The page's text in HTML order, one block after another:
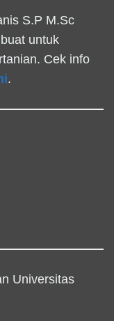
S.P M.Sc
untuk
Cek info
.
Universitas